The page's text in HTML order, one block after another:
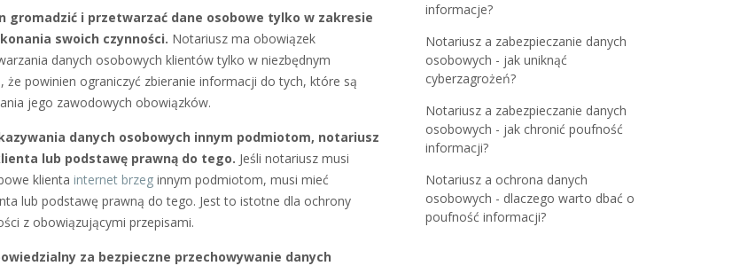
gromadzić i przetwarzać dane osobowe tylko w zakresie
swoich czynności. Notariusz ma obowiązek
danych osobowych klientów tylko w niezbędnym
że powinien ograniczyć zbieranie informacji do tych, które są
jego zawodowych obowiązków.
danych osobowych innym podmiotom, notariusz
lub podstawę prawną do tego. Jeśli notariusz musi
klienta internet brzeginnym podmiotom, musi mieć
lub podstawę prawną do tego. Jest to istotne dla ochrony
z obowiązującymi przepisami.
za bezpieczne przechowywanie danych
informacje?
Notariusz a zabezpieczanie danych
osobowych - jak uniknąć
cyberzagrożeń?
Notariusz a zabezpieczanie danych
osobowych - jak chronić poufność
informacji?
Notariusz a ochrona danych
osobowych - dlaczego warto dbać o
poufność informacji?